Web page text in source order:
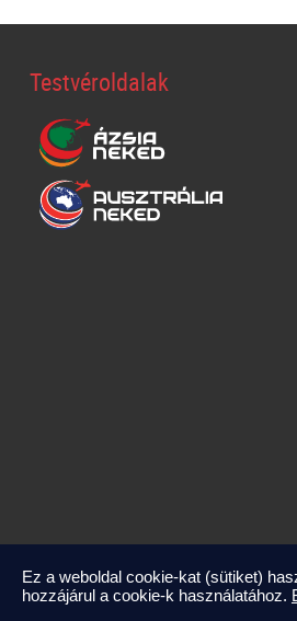
Testvéroldalak
Ez a weboldal cookie-kat (sütiket)
hozzájárul a cookie-k használatához.